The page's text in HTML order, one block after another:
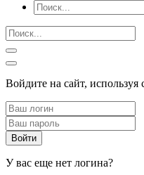
Войдите на сайт, используя
У вас еще нет логина?